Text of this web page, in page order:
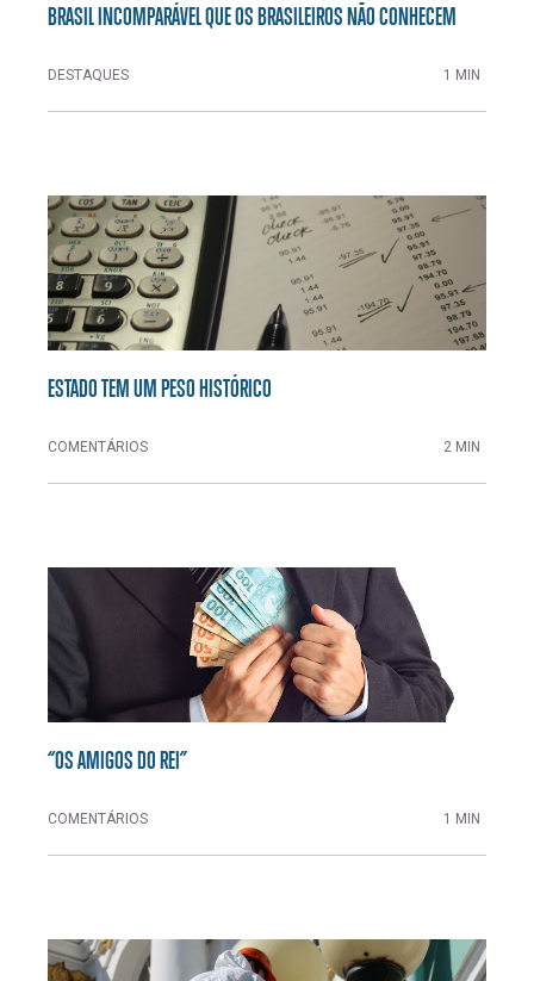
BRASIL INCOMPARÁVEL QUE OS BRASILEIROS NÃO CONHECEM
DESTAQUES 1 MIN
ESTADO TEM UM PESO HISTÓRICO
COMENTÁRIOS 2 MIN
“OS AMIGOS DO REI”
COMENTÁRIOS 1 MIN